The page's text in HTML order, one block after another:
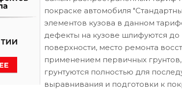
покраске автомобиля
элементов кузова в данном
дефекты на кузове шлифуются до
поверхности, место ремонта
применением первичных грунтов,
грунтуются полностью для
выравнивания и подготовки к